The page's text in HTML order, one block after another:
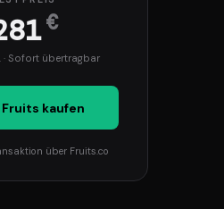
€
· Sofort übertragbar
kaufen
über Fruits.co